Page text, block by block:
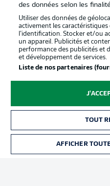
Mentions Légales
des données selon les
Utiliser des données de
activement les caractéristiques
l’identification. Stocker et/ou
un appareil. Publicités et
performance des publicités et
et développement de services.
Liste de nos partenaires
TOUT
AFFICHER